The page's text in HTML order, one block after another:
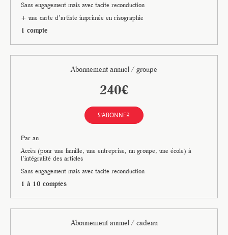
Sans engagement mais avec tacite reconduction
+ une carte d’artiste imprimée en risographie
1 compte
Abonnement annuel / groupe
240€
S'ABONNER
Par an
Accès (pour une famille, une entreprise, un groupe, une école) à
l’intégralité des articles
Sans engagement mais avec tacite reconduction
1 à 10 comptes
Abonnement annuel / cadeau